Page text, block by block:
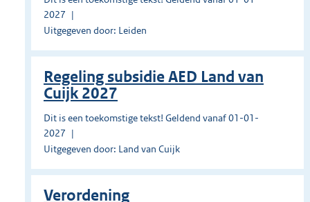
2027
Uitgegeven door: Leiden
Regeling subsidie AED Land van
Cuijk 2027
Dit is een toekomstige tekst! Geldend vanaf 01-01-
2027
Uitgegeven door: Land van Cuijk
Verordening